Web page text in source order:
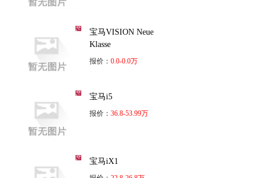
宝马VISION Neue
Klasse
报价： 0.0-0.0万
宝马i5
报价： 36.8-53.99万
宝马iX1